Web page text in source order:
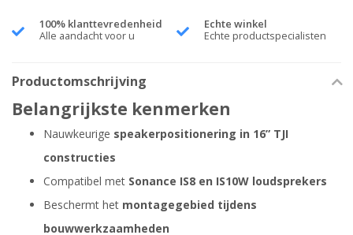
100% klanttevredenheid
Alle aandacht voor u
Echte winkel
Echte productspecialisten
Productomschrijving
Belangrijkste kenmerken
Nauwkeurige speakerpositionering in 16” TJI
constructies
Compatibel met Sonance IS8 en IS10W loudsprekers
Beschermt het montagegebied tijdens
bouwwerkzaamheden